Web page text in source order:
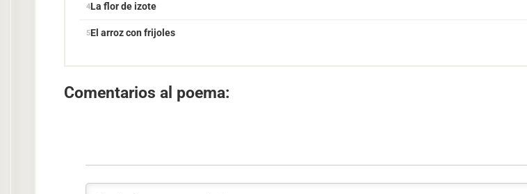
La flor de izote
El arroz con frijoles
Comentarios al poema: